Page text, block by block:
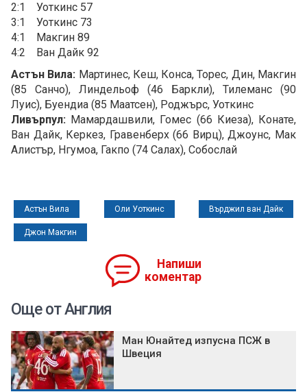
2:1 Уоткинс 57
3:1 Уоткинс 73
4:1 Макгин 89
4:2 Ван Дайк 92
Астън Вила: Мартинес, Кеш, Конса, Торес, Дин, Макгин
(85 Санчо), Линдельоф (46 Баркли), Тилеманс (90
Луис), Буендиа (85 Маатсен), Роджърс, Уоткинс
Ливърпул: Мамардашвили, Гомес (66 Киеза), Конате,
Ван Дайк, Керкез, Гравенберх (66 Вирц), Джоунс, Мак
Алистър, Нгумоа, Гакпо (74 Салах), Собослай
Астън Вила Оли Уоткинс Върджил ван Дайк
Джон Макгин
Напиши
коментар
Още от Англия
Ман Юнайтед изпусна ПСЖ в
Швеция